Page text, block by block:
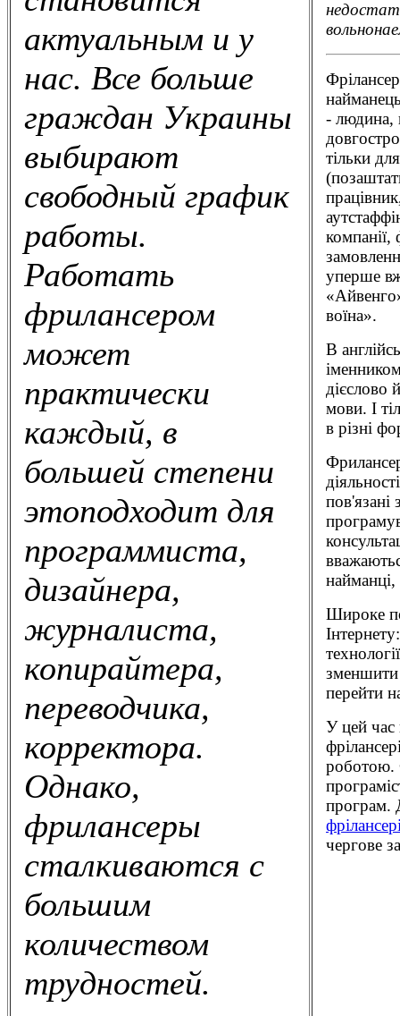
актуальным и у
нас. Все больше
граждан Украины
выбирают
свободный график
работы.
Работать
фрилансером
может
практически
каждый, в
большей степени
этоподходит для
программиста,
дизайнера,
журналиста,
копирайтера,
переводчика,
корректора.
Однако,
фрилансеры
сталкиваются с
большим
количеством
трудностей.
- людина,
тільки
уперше
воїна».
В
дієслово
мови. І
в різні
пов'язані
найманці,
Широке
зменшити
перейти
У цей час
роботою.
програм.
чергове